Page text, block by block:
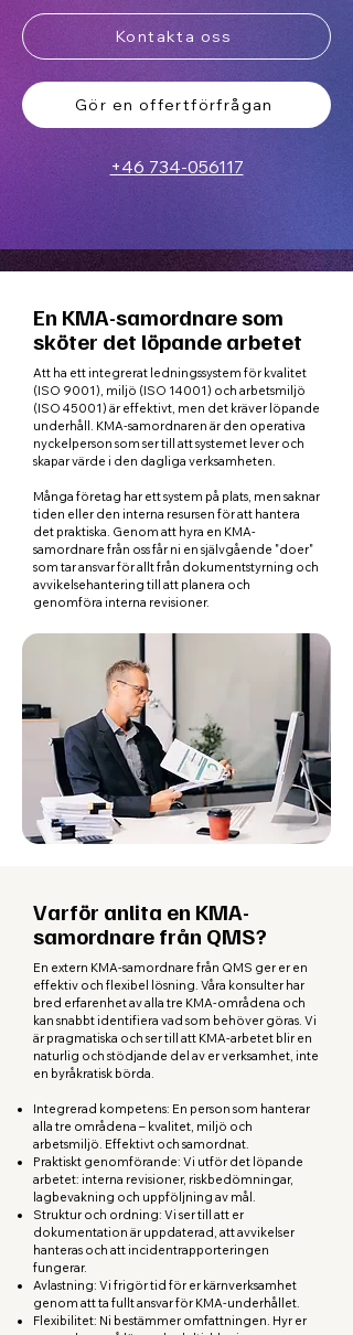
Kontakta oss
Gör en offertförfrågan
+46 734-056117
En KMA-samordnare som
sköter det löpande arbetet
Att ha ett integrerat ledningssystem för kvalitet
(ISO 9001), miljö (ISO 14001) och arbetsmiljö
(ISO 45001) är effektivt, men det kräver löpande
underhåll. KMA-samordnaren är den operativa
nyckelperson som ser till att systemet lever och
skapar värde i den dagliga verksamheten.
Många företag har ett system på plats, men saknar
tiden eller den interna resursen för att hantera
det praktiska. Genom att hyra en KMA-
samordnare från oss får ni en självgående "doer"
som tar ansvar för allt från dokumentstyrning och
avvikelsehantering till att planera och
genomföra interna revisioner.
Varför anlita en KMA-
samordnare från QMS?
En extern KMA-samordnare från QMS ger er en
effektiv och flexibel lösning. Våra konsulter har
bred erfarenhet av alla tre KMA-områdena och
kan snabbt identifiera vad som behöver göras. Vi
är pragmatiska och ser till att KMA-arbetet blir en
naturlig och stödjande del av er verksamhet, inte
en byråkratisk börda.
Integrerad kompetens: En person som hanterar
alla tre områdena – kvalitet, miljö och
arbetsmiljö. Effektivt och samordnat.
Praktiskt genomförande: Vi utför det löpande
arbetet: interna revisioner, riskbedömningar,
lagbevakning och uppföljning av mål.
Struktur och ordning: Vi ser till att er
dokumentation är uppdaterad, att avvikelser
hanteras och att incidentrapporteringen
fungerar.
Avlastning: Vi frigör tid för er kärnverksamhet
genom att ta fullt ansvar för KMA-underhållet.
Flexibilitet: Ni bestämmer omfattningen. Hyr er